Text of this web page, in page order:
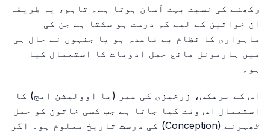
رکھنے کی نسبت بہت آسان ہوتا ہے۔ تاہم، یہ طریقہ
ان خواتین کے لیے کم درست ہو سکتا ہے جن کی
ماہواری کا نظام بے قاعدہ ہو یا جنہوں نے حال ہی
میں ہارمونل مانع حمل ادویات کا استعمال کیا
ہو۔
اس کے برعکس، زرخیزی کی عمر (یا اوولیشن ایج) کا
استعمال اس وقت کیا جاتا ہے جب کسی خاتون کو حمل
ٹھہرنے (Conception) کی درست تاریخ معلوم ہو۔ اگر